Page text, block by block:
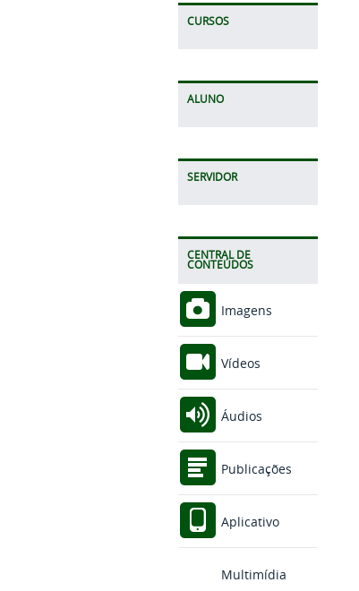
CURSOS
ALUNO
SERVIDOR
CENTRAL DE
CONTEÚDOS
Imagens
Vídeos
Áudios
Publicações
Aplicativo
Multimídia